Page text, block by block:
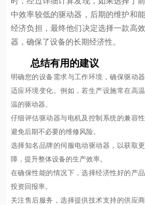
中效率较低的驱动器，后期的维护和
经济负担，最终他们决定选择一款高
器，确保了设备的长期经济性。
总结有用的建议
明确您的设备需求与工作环境，确保驱动
适应环境变化。例如，若生产设施常在高
温的驱动器。
仔细评估驱动器与电机及控制系统的兼容
避免后期不必要的维修风险。
选择知名品牌的伺服电动驱动器，以获取
障，提升整体设备的生产效率。
在确保性能的情况下，选择经济性好的产
投资回报率。
关注售后服务，选择提供技术支持的供应